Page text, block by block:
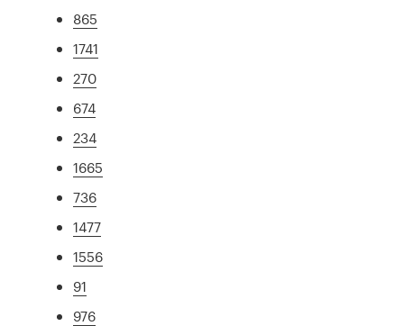
865
1741
270
674
234
1665
736
1477
1556
91
976